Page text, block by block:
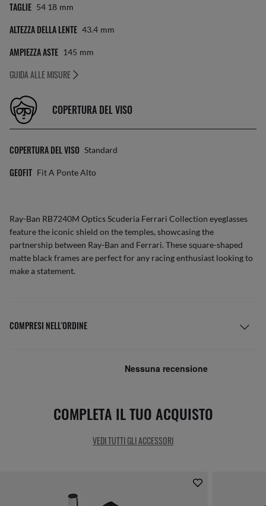
TAGLIE 54 18 Mm
ALTEZZA DELLA LENTE 43.4 Mm
AMPIEZZA ASTE 145 Mm
GUIDA ALLE MISURE
COPERTURA DEL VISO
COPERTURA DEL VISO Standard
GEOFIT Fit A Ponte Alto
Ray-Ban RB7240M Optics Scuderia Ferrari Collection eyeglasses
feature the iconic shield on the temples, showcasing the
partnership between Ray-Ban and Ferrari. These square-shaped
matte black frames are perfect for any racing enthusiast looking to
make a statement.
COMPRESI NELL’ORDINE
COMPLETA IL TUO ACQUISTO
VEDI TUTTI GLI ACCESSORI